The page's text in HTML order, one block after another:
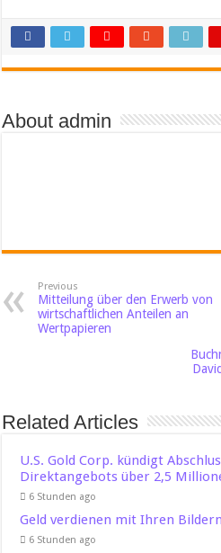
About admin
Previous
Mitteilung über den Erwerb von
wirtschaftlichen Anteilen an
Wertpapieren
Related Articles
U.S. Gold Corp. kündigt
Direktangebots über 2,5
6 Stunden ago
Geld verdienen mit Ihren
6 Stunden ago